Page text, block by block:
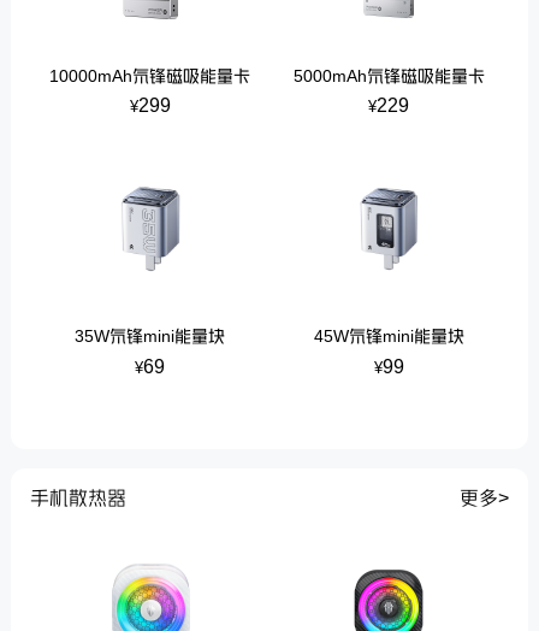
10000mAh氘锋磁吸能量卡
¥299
5000mAh氘锋磁吸能量卡
¥229
35W氘锋mini能量块
¥69
45W氘锋mini能量块
¥99
手机散热器 更多>